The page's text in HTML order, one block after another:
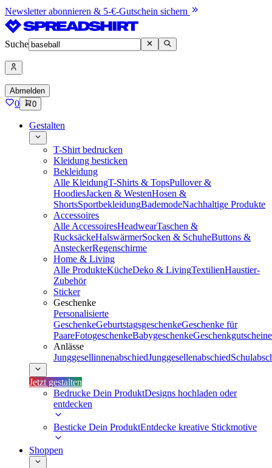
Newsletter abonnieren & 5-€-Gutschein sichern
Suche
Abmelden
0 0
Gestalten
T-Shirt bedrucken
Kleidung besticken
Bekleidung
Alle KleidungT-Shirts & TopsPullover &
HoodiesJacken & WestenHosen &
ShortsSportbekleidungBademodeNachhaltige Produkte
Accessoires
Alle AccessoiresHeadwearTaschen &
RucksäckeHalswärmerSocken & SchuheButtons &
AnsteckerRegenschirme
Home & Living
Alle ProdukteKücheDeko & LivingTextilienHaustier-
Zubehör
Sticker
Geschenke
Personalisierte
GeschenkeGeburtstagsgeschenkeGeschenke für
PaareFotogeschenkeBabygeschenkeGeschenkgutscheine
Anlässe
JunggesellinnenabschiedJunggesellenabschied
Jetzt gestalten
Bedrucke Dein ProduktDesigns hochladen oder
entdecken
Besticke Dein ProduktEntdecke kreative Stickmotive
Shoppen